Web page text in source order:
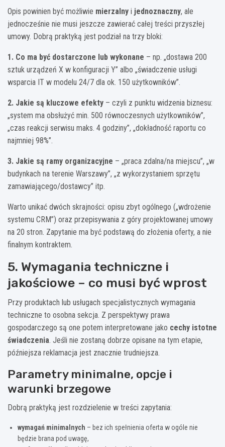
Opis powinien być możliwie mierzalny i jednoznaczny, ale
jednocześnie nie musi jeszcze zawierać całej treści przyszłej
umowy. Dobrą praktyką jest podział na trzy bloki:
1. Co ma być dostarczone lub wykonane – np. „dostawa 200
sztuk urządzeń X w konfiguracji Y” albo „świadczenie usługi
wsparcia IT w modelu 24/7 dla ok. 150 użytkowników”.
2. Jakie są kluczowe efekty – czyli z punktu widzenia biznesu:
„system ma obsłużyć min. 500 równoczesnych użytkowników”,
„czas reakcji serwisu maks. 4 godziny”, „dokładność raportu co
najmniej 98%”.
3. Jakie są ramy organizacyjne – „praca zdalna/na miejscu”, „w
budynkach na terenie Warszawy”, „z wykorzystaniem sprzętu
zamawiającego/dostawcy” itp.
Warto unikać dwóch skrajności: opisu zbyt ogólnego („wdrożenie
systemu CRM”) oraz przepisywania z góry projektowanej umowy
na 20 stron. Zapytanie ma być podstawą do złożenia oferty, a nie
finalnym kontraktem.
5. Wymagania techniczne i
jakościowe – co musi być wprost
Przy produktach lub usługach specjalistycznych wymagania
techniczne to osobna sekcja. Z perspektywy prawa
gospodarczego są one potem interpretowane jako cechy istotne
świadczenia. Jeśli nie zostaną dobrze opisane na tym etapie,
późniejsza reklamacja jest znacznie trudniejsza.
Parametry minimalne, opcje i
warunki brzegowe
Dobrą praktyką jest rozdzielenie w treści zapytania:
wymagań minimalnych – bez ich spełnienia oferta w ogóle nie
będzie brana pod uwagę,